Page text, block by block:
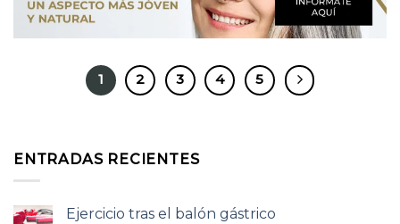
1 2 3 4 5
ENTRADAS RECIENTES
Ejercicio tras el balón gástrico